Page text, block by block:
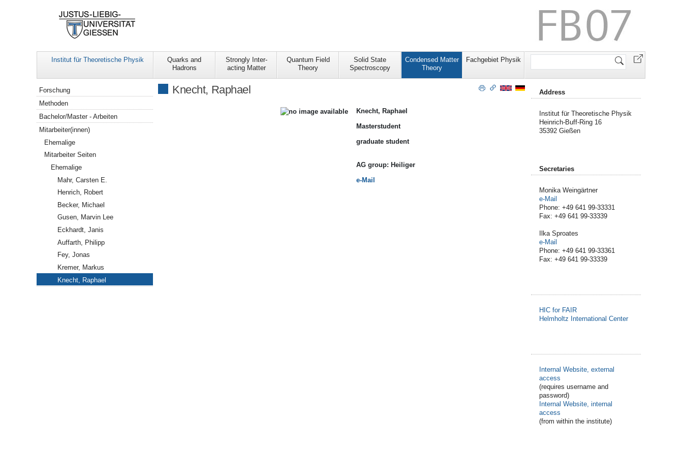
Institut für Theoretische Physik
Quarks and
Hadrons
Strongly Inter-
acting Matter
Quantum Field
Theory
Solid State
Spectroscopy
Condensed Matter
Theory
Fachgebiet Physik
Website
Knecht, Raphael
Knecht, Raphael
Masterstudent
graduate student
AG group: Heiliger
e-Mail
Navigation
Forschung
Methoden
Bachelor/Master - Arbeiten
Mitarbeiter(innen)
Ehemalige
Mitarbeiter Seiten
Ehemalige
Mahr, Carsten E.
Henrich, Robert
Becker, Michael
Gusen, Marvin Lee
Eckhardt, Janis
Auffarth, Philipp
Fey, Jonas
Kremer, Markus
Knecht, Raphael
Address
Institut für Theoretische Physik
Heinrich-Buff-Ring 16
35392 Gießen
Secretaries
Monika Weingärtner
e-Mail
Phone: +49 641 99-33331
Fax: +49 641 99-33339
Ilka Sproates
e-Mail
Phone: +49 641 99-33361
Fax: +49 641 99-33339
HIC for FAIR
Helmholtz International Center
Internal Website, external
access
(requires username and
password)
Internal Website, internal
access
(from within the institute)